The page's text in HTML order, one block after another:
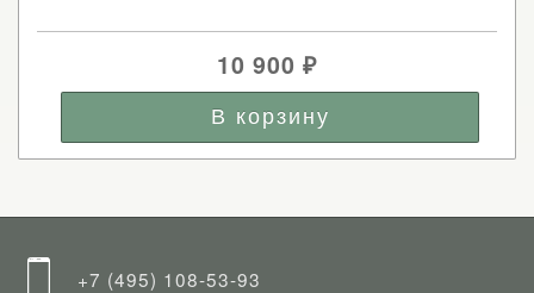
10 900₽
+7 (495) 108-53-93